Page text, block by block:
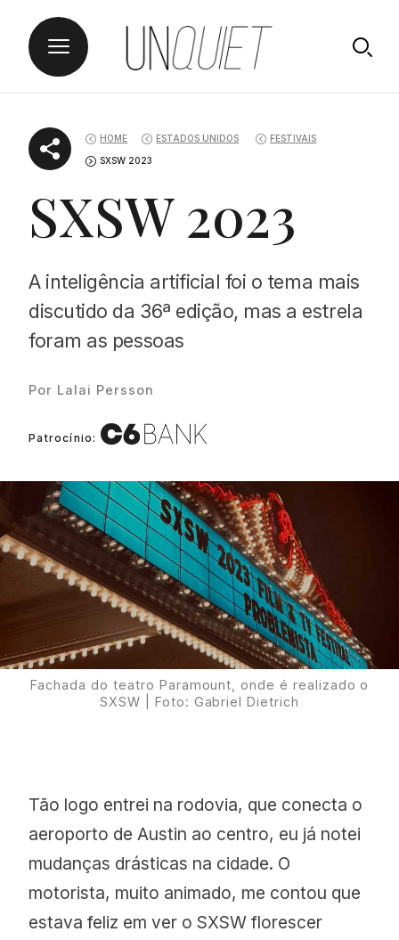
content
Proudly
HOME ESTADOS UNIDOS FESTIVAIS
SXSW 2023
SXSW 2023
A inteligência artificial foi o tema mais
discutido da 36ª edição, mas a estrela
foram as pessoas
Por Lalai Persson
Patrocínio:
Fachada do teatro Paramount, onde é realizado o
SXSW | Foto: Gabriel Dietrich
Tão logo entrei na rodovia, que conecta o
aeroporto de Austin ao centro, eu já notei
mudanças drásticas na cidade. O
motorista, muito animado, me contou que
estava feliz em ver o SXSW florescer